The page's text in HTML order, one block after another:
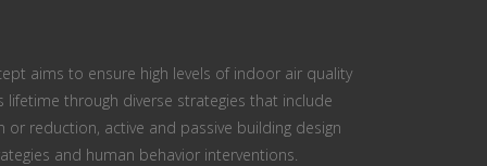
aims to ensure high levels of indoor air quality
lifetime through diverse strategies that include
or reduction, active and passive building design
and human behavior interventions.